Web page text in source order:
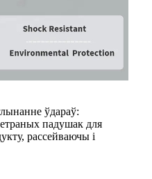
ўдараў:
падушак для
рассейваючы і